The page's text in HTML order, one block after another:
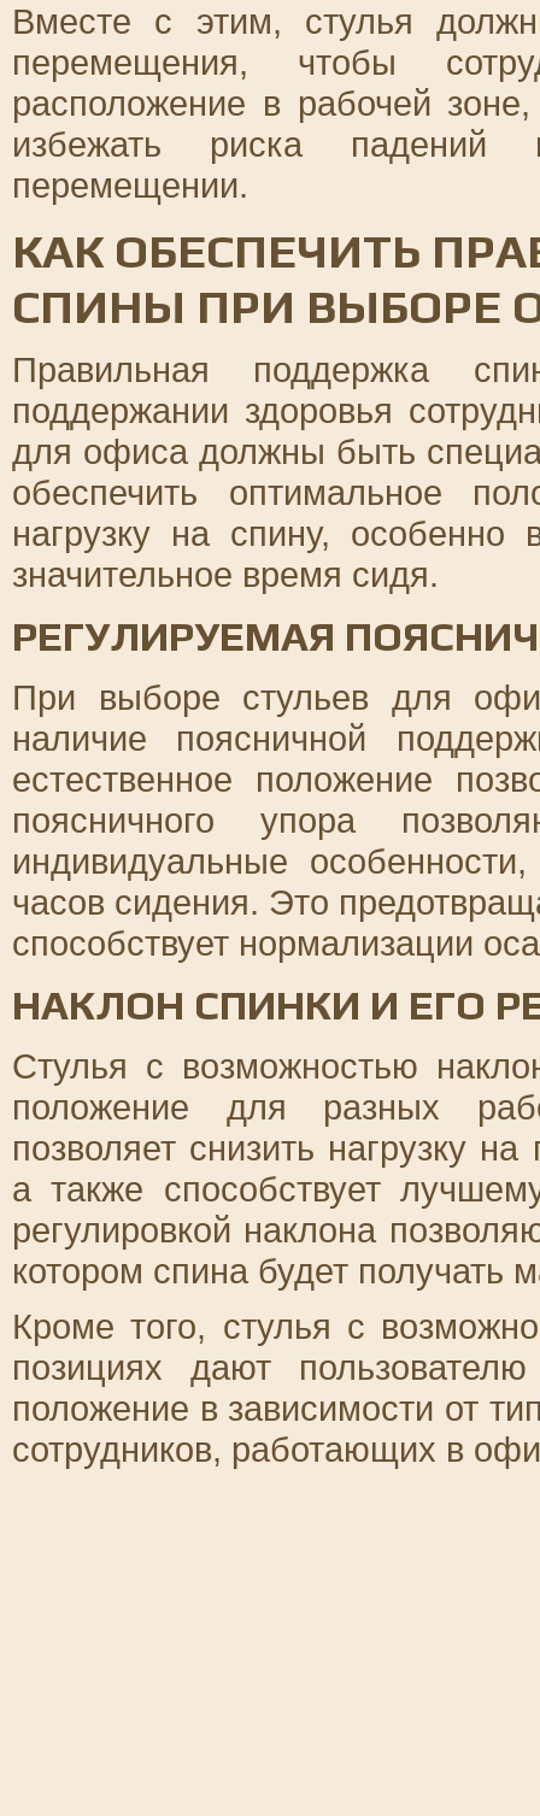
Вместе с этим, стулья
перемещения, чтобы
расположение в рабочей
избежать риска
перемещении.
КАК ОБЕСПЕЧИТЬ
СПИНЫ ПРИ ВЫБОРЕ
Правильная поддержка
поддержании здоровья
для офиса должны быть
обеспечить оптимальное
нагрузку на спину, особенно
значительное время сидя.
РЕГУЛИРУЕМАЯ
При выборе стульев для
наличие поясничной
естественное положение
поясничного упора
индивидуальные
часов сидения. Это
способствует нормализации
НАКЛОН СПИНКИ И ЕГО
Стулья с возможностью
положение для разных
позволяет снизить нагрузку
а также способствует
регулировкой наклона
котором спина будет получать
Кроме того, стулья с
позициях дают
положение в зависимости от
сотрудников, работающих в